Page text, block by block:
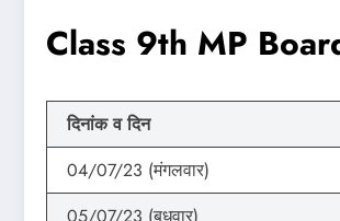
Class 9th MP
दिनांक व दिन
04/07/23 (मंगलवार)
05/07/23 (बुधवार)